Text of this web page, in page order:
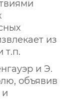
из
т.п.
и Э.
объявив
и